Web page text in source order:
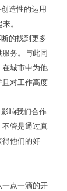
造性的运用
。
的找到更多
务。与此同
城市中为他
对工作高度
响我们合作
管是通过真
他们的好
点一滴的开